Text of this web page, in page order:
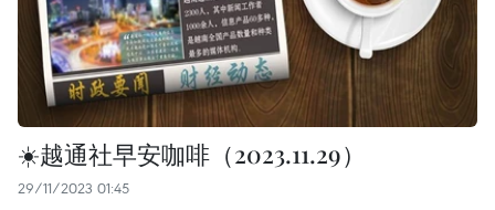
☀️越通社早安咖啡（2023.11.29）
29/11/2023 01:45